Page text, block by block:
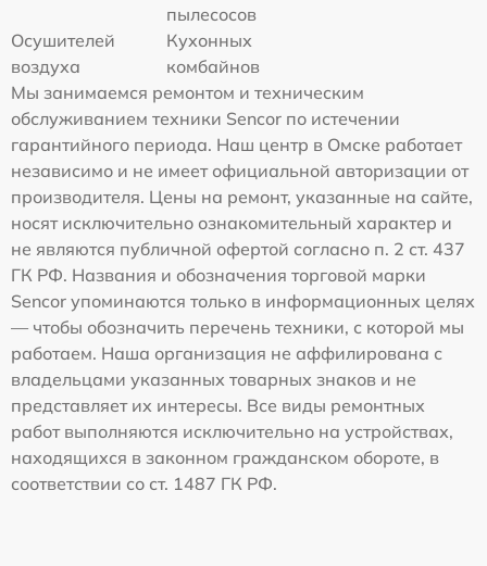
пылесосов
Осушителей
воздуха
Кухонных
комбайнов
Мы занимаемся ремонтом и техническим
обслуживанием техники Sencor по истечении
гарантийного периода. Наш центр в Омске работает
независимо и не имеет официальной авторизации от
производителя. Цены на ремонт, указанные на сайте,
носят исключительно ознакомительный характер и
не являются публичной офертой согласно п. 2 ст. 437
ГК РФ. Названия и обозначения торговой марки
Sencor упоминаются только в информационных целях
— чтобы обозначить перечень техники, с которой мы
работаем. Наша организация не аффилирована с
владельцами указанных товарных знаков и не
представляет их интересы. Все виды ремонтных
работ выполняются исключительно на устройствах,
находящихся в законном гражданском обороте, в
соответствии со ст. 1487 ГК РФ.